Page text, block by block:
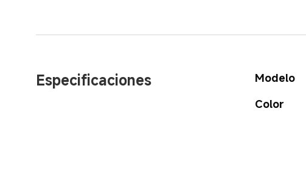
Especificaciones Modelo
Color